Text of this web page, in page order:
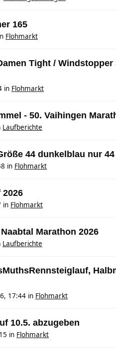
165
Flohmarkt
Tight / Windstopper
in Flohmarkt
- 50. Vaihingen
Laufberichte
44 dunkelblau nur 44
in Flohmarkt
2026
in Flohmarkt
Marathon 2026
Laufberichte
17:44 in Flohmarkt
10.5. abzugeben
in Flohmarkt